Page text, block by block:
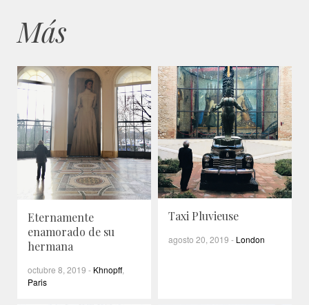
Más
Eternamente
enamorado de su
hermana
octubre 8, 2019 - Khnopff,
Paris
Taxi Pluvieuse
agosto 20, 2019 - London